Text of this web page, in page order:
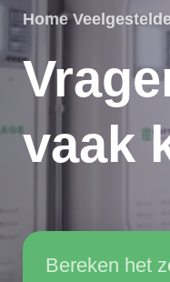
Home
vaak
Bereken het